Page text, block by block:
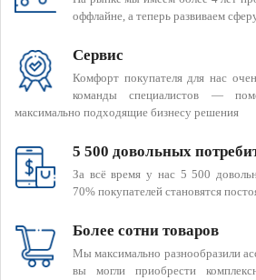
оффлайне, а теперь развиваем
Сервис
Комфорт покупателя для нас
команды специалистов —
максимально подходящие бизнесу решения
5 500 довольных
За всё время у нас 5 500
70% покупателей становятся
Более сотни товаров
Мы максимально разнообразили
вы могли приобрести